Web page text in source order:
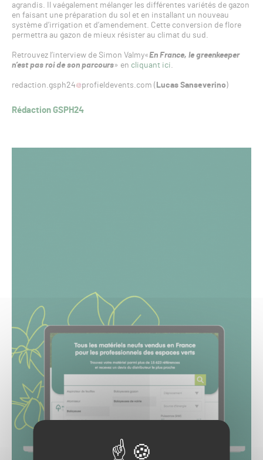
agrandis. Il vaégalement mélanger les différentes variétés de gazon
en faisant une préparation du sol et en installant un nouveau
système d’irrigation et d’amendement. Cette conversion de flore
permettra au gazon de mieux résister au climat du sud.
Retrouvez l’interview de Simon Valmy«En France, le greenkeeper
n’est pas roi de son parcours» en cliquant ici.
redaction.gsph24 profieldevents.com ( Lucas Sanseverino )
Rédaction GSPH24